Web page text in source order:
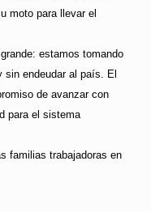
moto para llevar el
estamos tomando
endeudar al país. El
de avanzar con
para el sistema
familias trabajadoras en